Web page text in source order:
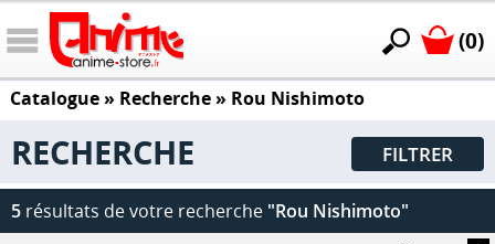
(0)
Catalogue» Recherche » Rou Nishimoto
RECHERCHE FILTRER
5 résultats de votre recherche "Rou Nishimoto"